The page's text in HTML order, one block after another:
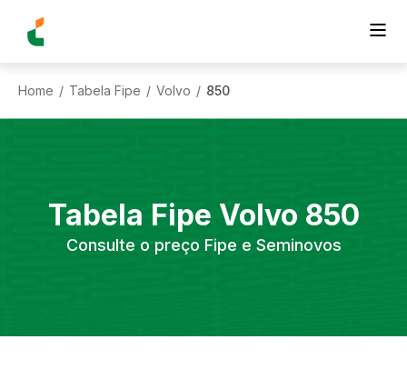
Home / Tabela Fipe / Volvo / 850
Tabela Fipe Volvo 850
Consulte o preço Fipe e Seminovos